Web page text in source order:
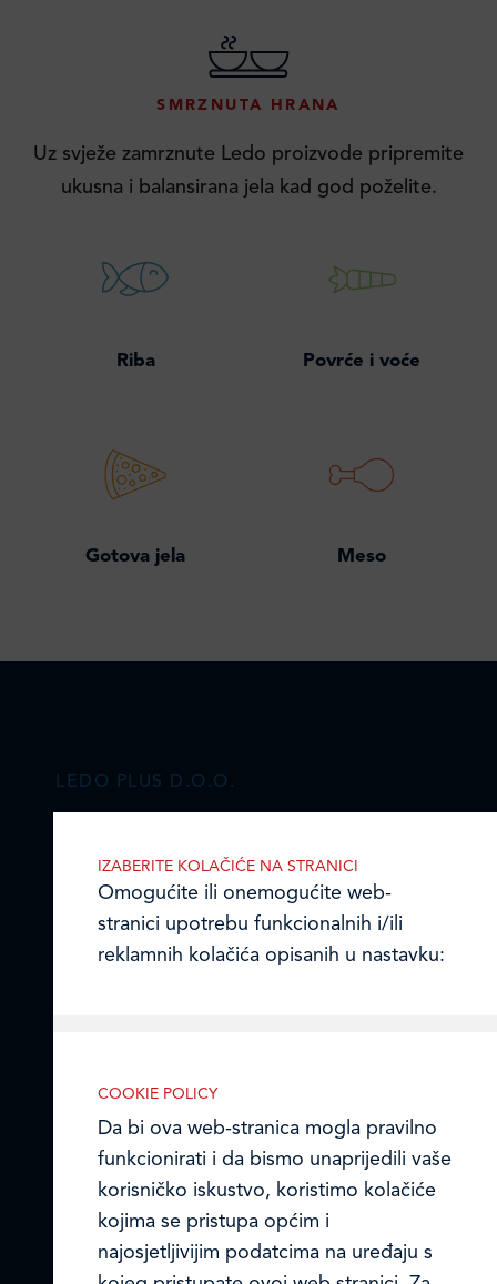
SMRZNUTA HRANA
Uz svježe zamrznute Ledo proizvode pripremite
ukusna i balansirana jela kad god poželite.
Riba Povrće i voće
Gotova jela Meso
LEDO PLUS D.O.O.
10000 Zagreb, Hrvatska
TEL: +385 (0)1 2385 555
ledo@ledo.hr
Ledo u inozemstvu
Online formular
Obavijest o Privatnosti i Kolačići
COOKIE POLICY
Da bi ova web-stranica mogla pravilno
funkcionirati i da bismo unaprijedili vaše
korisničko iskustvo, koristimo kolačiće
kojima se pristupa općim i
najosjetljivijim podatcima na uređaju s
IZABERITE KOLAČIĆE NA STRANICI
Omogućite ili onemogućite web-
stranici upotrebu funkcionalnih i/ili
reklamnih kolačića opisanih u nastavku:
Nužni kolačići omogućuju osnovne
funkcionalnosti. Bez ovih kolačića, web-
stranica ne može pravilno funkcionirati,
a isključiti ih možete mijenjanjem